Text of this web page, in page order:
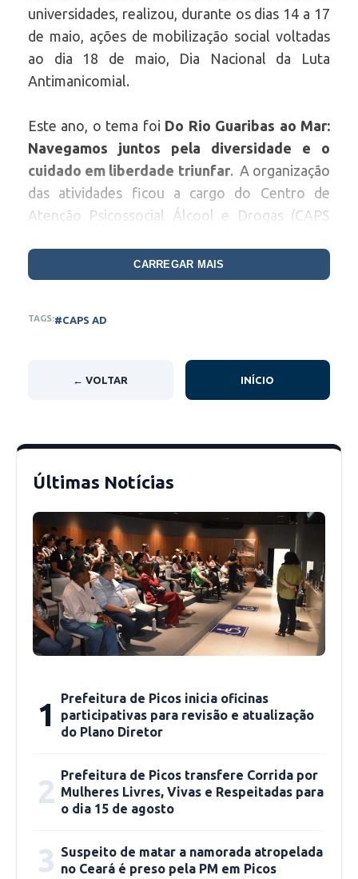
universidades, realizou, durante os dias 14 a 17
de maio, ações de mobilização social voltadas
ao dia 18 de maio, Dia Nacional da Luta
Antimanicomial.
Este ano, o tema foi Do Rio Guaribas ao Mar:
Navegamos juntos pela diversidade e o
cuidado em liberdade triunfar. A organização
das atividades ficou a cargo do Centro de
Atenção Psicossocial Álcool e Drogas (CAPS
como objetivo promover a conscientização
sobre a saúde mental e fortalecer a luta contra
Confira como foi a programação da Semana
da Saúde Mental!
palestras com Assistentes Sociais, equipe do
CAPS AD II e com o Advogado da Saúde, Murilo
Barbosa e contou com a participação de
reforçou a importância do apoio mútuo das
famílias e da comunidade na promoção do
15/05/2024– Aconteceu uma Roda de
CARREGAR MAIS
TAGS:#CAPS AD
← VOLTAR INÍCIO
Últimas Notícias
1
Prefeitura de Picos inicia oficinas
participativas para revisão e atualização
do Plano Diretor
2 Prefeitura de Picos transfere Corrida por
Mulheres Livres, Vivas e Respeitadas para
o dia 15 de agosto
3 Suspeito de matar a namorada atropelada
no Ceará é preso pela PM em Picos